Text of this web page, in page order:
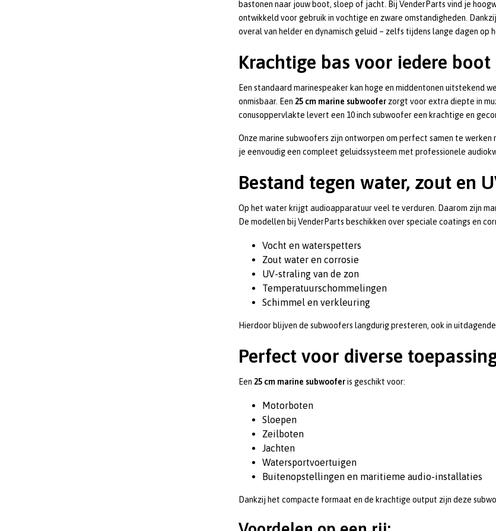
bastonen naar jouw boot, sloep of jacht. Bij VenderParts vind je
ontwikkeld voor gebruik in vochtige en zware omstandigheden.
overal van helder en dynamisch geluid – zelfs tijdens lange dagen op
Krachtige bas voor iedere boot
Een standaard marinespeaker kan hoge en middentonen uitstekend
onmisbaar. Een 25 cm marine subwoofer zorgt voor extra diepte in
conusoppervlakte levert een 10 inch subwoofer een krachtige en
Onze marine subwoofers zijn ontworpen om perfect samen te
je eenvoudig een compleet geluidssysteem met professionele
Bestand tegen water, zout en
Op het water krijgt audioapparatuur veel te verduren. Daarom zijn
De modellen bij VenderParts beschikken over speciale coatings en
Vocht en waterspetters
Zout water en corrosie
UV-straling van de zon
Temperatuurschommelingen
Schimmel en verkleuring
Hierdoor blijven de subwoofers langdurig presteren, ook in
Perfect voor diverse
Een 25 cm marine subwooferis geschikt voor:
Motorboten
Sloepen
Zeilboten
Jachten
Watersportvoertuigen
Buitenopstellingen en maritieme audio-installaties
Dankzij het compacte formaat en de krachtige output zijn deze